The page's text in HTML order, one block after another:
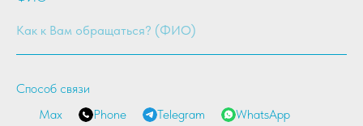
Способ связи
Max
Phone Telegram WhatsApp